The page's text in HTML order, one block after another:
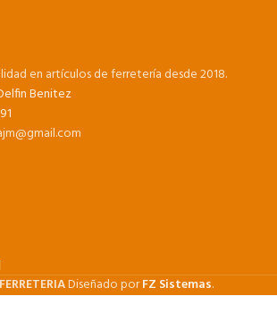
en artículos de ferretería desde 2018.
Benitez
Diseñado porFZ Sistemas.